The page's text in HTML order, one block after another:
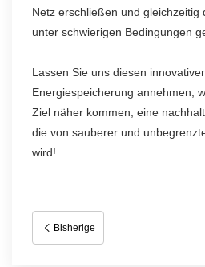
Netz erschließen und gleichzeitig
unter schwierigen Bedingungen
Lassen Sie uns diesen
Energiespeicherung annehmen,
Ziel näher kommen, eine
die von sauberer und
wird!
Bisherige